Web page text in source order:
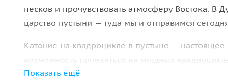
песков и прочувствовать атмосферу Востока. В
царство пустыни — туда мы и отправимся
Катание на квадроцикле в пустыне —
возможность проехаться на мощных
Пустынное сафари на квадроциклах будет
Показать ещё